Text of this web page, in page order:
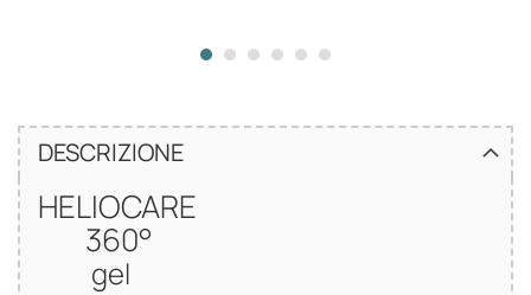
DESCRIZIONE
HELIOCARE
360°
gel